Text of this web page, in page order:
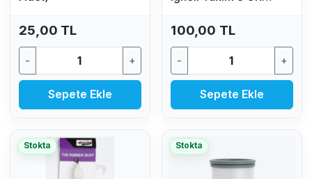
25,00 TL
- +
Sepete Ekle
100,00 TL
- +
Sepete Ekle
Stokta Stokta